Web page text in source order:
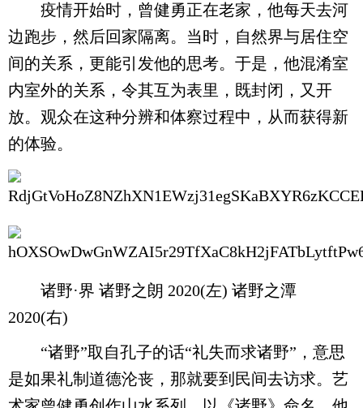
疫情开始时，曾健勇正在老家，他每天去河
边跑步，然后回家隔离。当时，自然界与居住空
间的关系，更能引发他的思考。于是，他混淆室
内室外的关系，令其互为表里，既封闭，又开
放。观众在这种分辨和体察过程中，从而获得新
的体验。
诸野·界 诸野之朗 2020(左) 诸野之潭
2020(右)
“诸野”取自孔子的话“礼失而求诸野”，意思
是如果礼制道德沦丧，那就要到民间去访求。艺